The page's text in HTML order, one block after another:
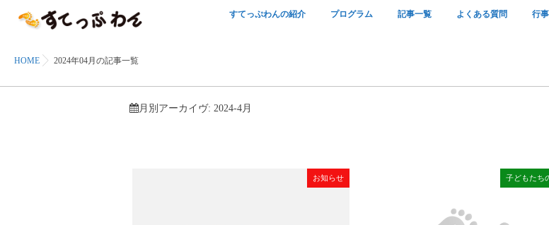
すてっぷわんの紹介 プログラム 記事一覧 よくある質問 行
HOME 2024年04月の記事一覧
月別アーカイヴ: 2024-4月
お知らせ 子どもたち